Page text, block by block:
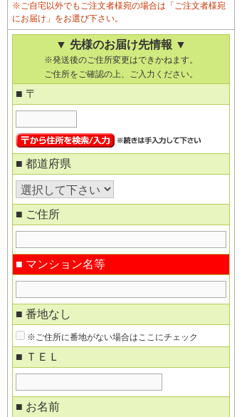
※ご自宅以外でもご注文者様宛の場合は「ご注文者様宛
にお届け」をお選び下さい。
▼ 先様のお届け先情報 ▼
※発送後のご住所変更はできかねます。
ご住所をご確認の上、ご入力ください。
■ 〒
■ 都道府県
■ ご住所
■ マンション名等
■ 番地なし
※ご住所に番地がない場合はここにチェック
■ ＴＥＬ
■ お名前